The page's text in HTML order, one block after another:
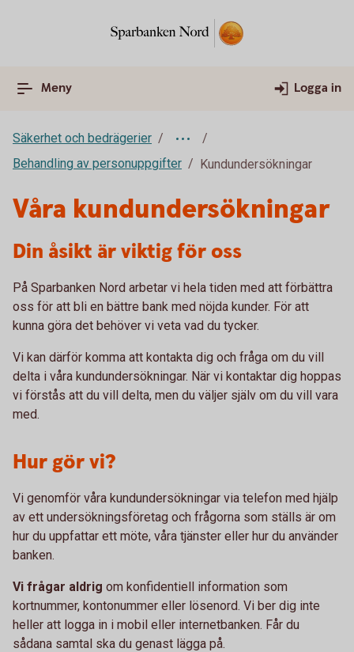
Meny Logga in
Säkerhet och bedrägerier
Behandling av personuppgifter
Kundundersökningar
Våra kundundersökningar
Din åsikt är viktig för oss
På Sparbanken Nord arbetar vi hela tiden med att förbättra
oss för att bli en bättre bank med nöjda kunder. För att
kunna göra det behöver vi veta vad du tycker.
Vi kan därför komma att kontakta dig och fråga om du vill
delta i våra kundundersökningar. När vi kontaktar dig hoppas
vi förstås att du vill delta, men du väljer själv om du vill vara
med.
Hur gör vi?
Vi genomför våra kundundersökningar via telefon med hjälp
av ett undersökningsföretag och frågorna som ställs är om
hur du uppfattar ett möte, våra tjänster eller hur du använder
banken.
Vi frågar aldrig om konfidentiell information som
kortnummer, kontonummer eller lösenord. Vi ber dig inte
heller att logga in i mobil eller internetbanken. Får du
sådana samtal ska du genast lägga på.